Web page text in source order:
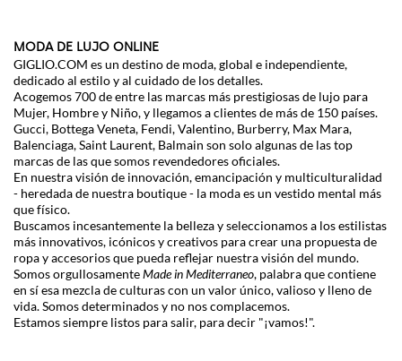
MODA DE LUJO ONLINE
GIGLIO.COM es un destino de moda, global e independiente,
dedicado al estilo y al cuidado de los detalles.
Acogemos 700 de entre las marcas más prestigiosas de lujo para
Mujer, Hombre y Niño, y llegamos a clientes de más de 150 países.
Gucci, Bottega Veneta, Fendi,Valentino, Burberry, Max Mara,
Balenciaga,Saint Laurent, Balmain son solo algunas de las top
marcas de las que somos revendedores oficiales.
En nuestra visión de innovación, emancipación y multiculturalidad
- heredada de nuestra boutique - la moda es un vestido mental más
que físico.
Buscamos incesantemente la belleza y seleccionamos a los estilistas
más innovativos, icónicos y creativos para crear una propuesta de
ropa y accesorios que pueda reflejar nuestra visión del mundo.
Somos orgullosamenteMade in Mediterraneo, palabra que contiene
en sí esa mezcla de culturas con un valor único, valioso y lleno de
vida. Somos determinados y no nos complacemos.
Estamos siempre listos para salir, para decir "¡vamos!".